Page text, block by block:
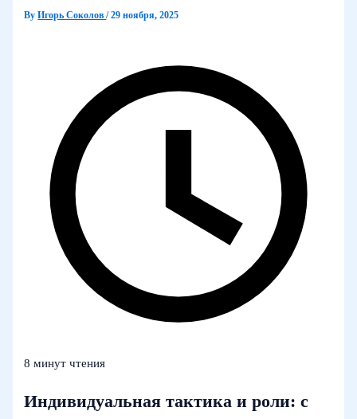
ByИгорь Соколов/29 ноября, 2025
8 минут чтения
Индивидуальная тактика и роли: с